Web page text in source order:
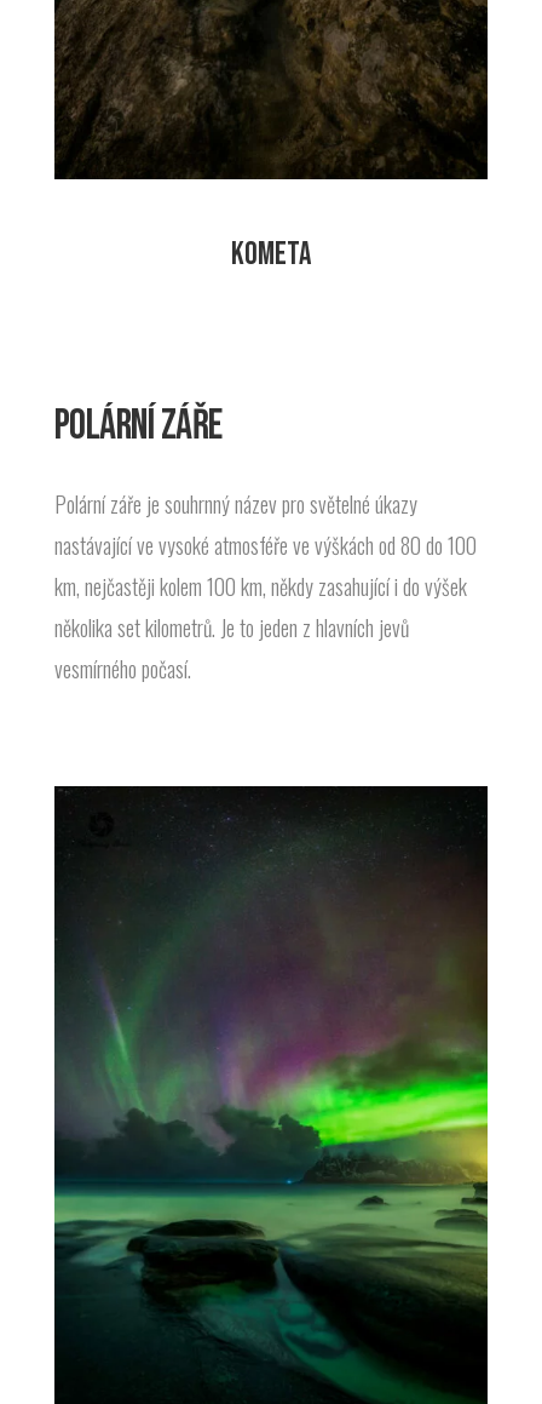
KOMETA
POLÁRNÍ ZÁŘE
Polární záře je souhrnný název pro světelné úkazy
nastávající ve vysoké atmosféře ve výškách od 80 do 100
km, nejčastěji kolem 100 km, někdy zasahující i do výšek
několika set kilometrů. Je to jeden z hlavních jevů
vesmírného počasí.